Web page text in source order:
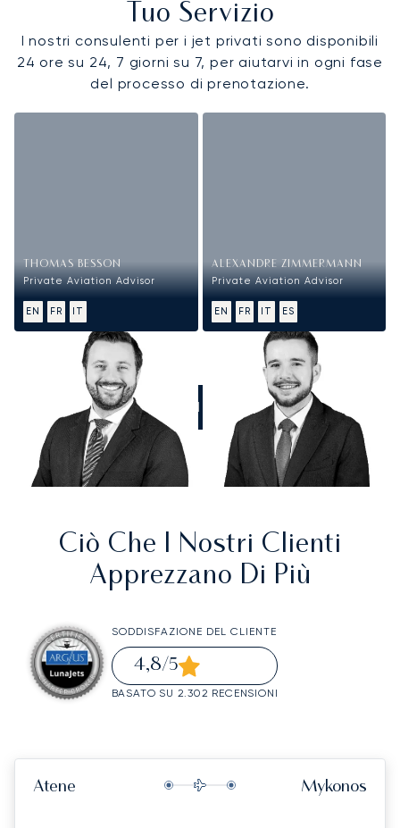
Tuo Servizio
I nostri consulenti per i jet privati sono disponibili
24 ore su 24, 7 giorni su 7, per aiutarvi in ogni fase
del processo di prenotazione.
THOMAS BESSON
Private Aviation Advisor
EN FR IT
ALEXANDRE ZIMMERMANN
Private Aviation Advisor
EN FR IT ES
CHIAMATECI
Ciò Che I Nostri Clienti
Apprezzano Di Più
SODDISFAZIONE DEL CLIENTE
4,8/5
BASATO SU 2.302 RECENSIONI
Atene Mykonos